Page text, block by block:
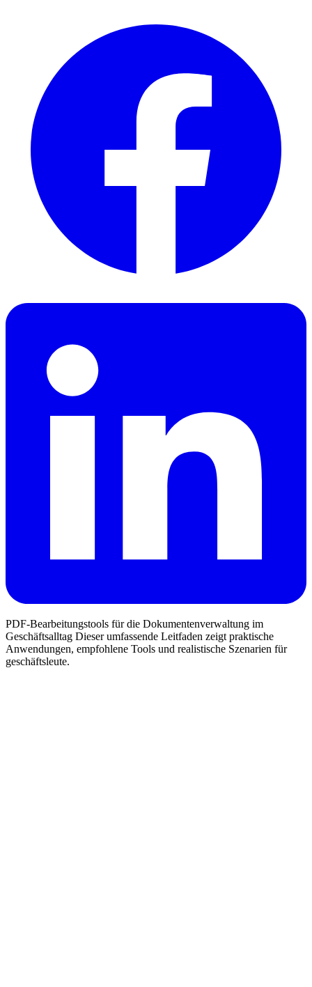
PDF-Bearbeitungstools für die Dokumentenverwaltung im
Geschäftsalltag Dieser umfassende Leitfaden zeigt praktische
Anwendungen, empfohlene Tools und realistische Szenarien für
geschäftsleute.